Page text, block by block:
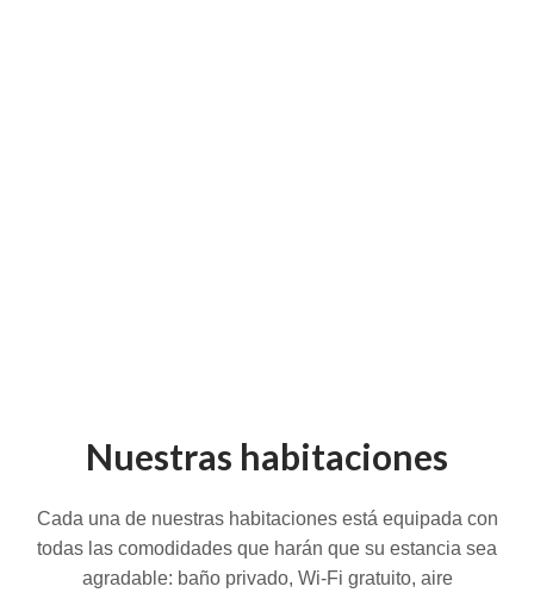
Nuestras habitaciones
Cada una de nuestras habitaciones está equipada con
todas las comodidades que harán que su estancia sea
agradable: baño privado, Wi-Fi gratuito, aire